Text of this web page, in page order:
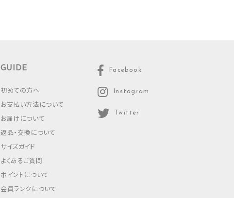
GUIDE
初めての方へ
お支払い方法について
お届けについて
返品・交換について
サイズガイド
よくあるご質問
ポイントについて
会員ランクについて
Facebook
Instagram
Twitter